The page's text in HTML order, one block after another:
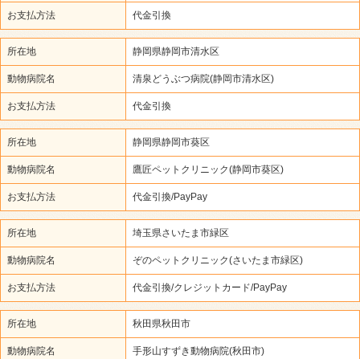
お支払方法 代金引換
所在地 静岡県静岡市清水区
動物病院名 清泉どうぶつ病院(静岡市清水区)
お支払方法 代金引換
所在地 静岡県静岡市葵区
動物病院名 鷹匠ペットクリニック(静岡市葵区)
お支払方法 代金引換/PayPay
所在地 埼玉県さいたま市緑区
動物病院名 ぞのペットクリニック(さいたま市緑区)
お支払方法 代金引換/クレジットカード/PayPay
所在地 秋田県秋田市
動物病院名 手形山すずき動物病院(秋田市)